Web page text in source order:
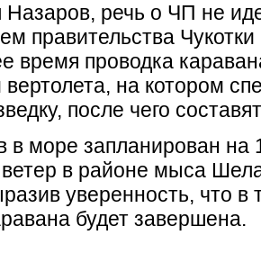
Назаров, речь о ЧП не
правительства
время проводка
на котором
после чего
в море запланирован на
ветер в районе мыса
уверенность, что в
будет завершена.